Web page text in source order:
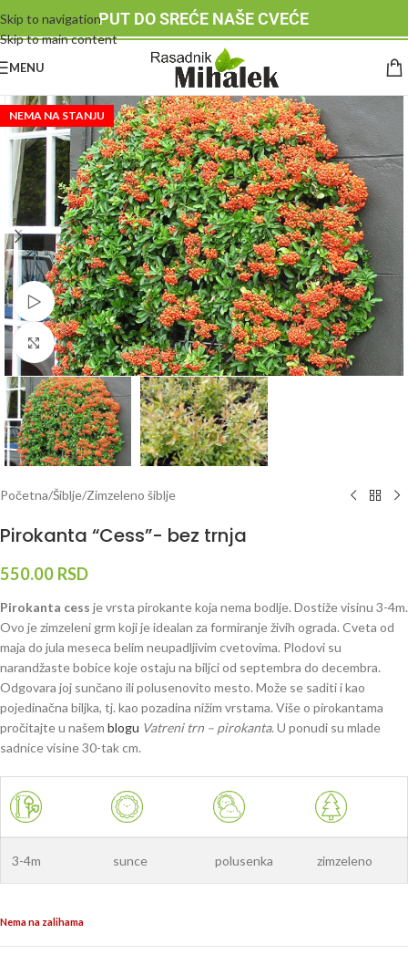
Skip to navigation
Skip to main content
PUT DO SREĆE NAŠE CVEĆE
MENU
NEMA NA STANJU
Pogledajte video
Klknite da uvećate
Početna/Šiblje/Zimzeleno šiblje
Pirokanta “Cess”- bez trnja
550.00 RSD
Pirokanta cess je vrsta pirokante koja nema bodlje. Dostiže visinu 3-4m.
Ovo je zimzeleni grm koji je idealan za formiranje živih ograda. Cveta od
maja do jula meseca belim neupadljivim cvetovima. Plodovi su
narandžaste bobice koje ostaju na biljci od septembra do decembra.
Odgovara joj sunčano ili polusenovito mesto. Može se saditi i kao
pojedinačna biljka, tj. kao pozadina nižim vrstama. Više o pirokantama
pročitajte u našem blogu Vatreni trn – pirokanta. U ponudi su mlade
sadnice visine 30-tak cm.
3-4m sunce polusenka zimzeleno
Nema na zalihama